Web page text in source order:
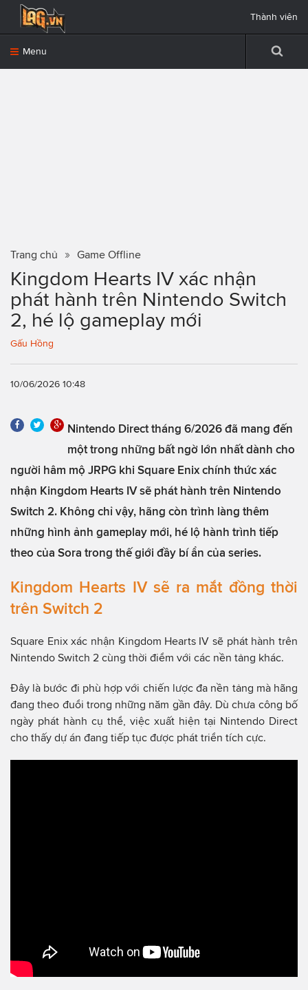
Menu
Thành viên
Trang chủ Game Offline
Kingdom Hearts IV xác nhận
phát hành trên Nintendo Switch
2, hé lộ gameplay mới
Gấu Hồng
10/06/2026 10:48
Nintendo Direct tháng 6/2026 đã mang đến
một trong những bất ngờ lớn nhất dành cho
người hâm mộ JRPG khi Square Enix chính thức xác
nhận Kingdom Hearts IV sẽ phát hành trên Nintendo
Switch 2. Không chỉ vậy, hãng còn trình làng thêm
những hình ảnh gameplay mới, hé lộ hành trình tiếp
theo của Sora trong thế giới đầy bí ẩn của series.
Kingdom Hearts IV sẽ ra mắt đồng thời
trên Switch 2
Square Enix xác nhận Kingdom Hearts IV sẽ phát hành trên
Nintendo Switch 2 cùng thời điểm với các nền tảng khác.
Đây là bước đi phù hợp với chiến lược đa nền tảng mà hãng
đang theo đuổi trong những năm gần đây. Dù chưa công bố
ngày phát hành cụ thể, việc xuất hiện tại Nintendo Direct
cho thấy dự án đang tiếp tục được phát triển tích cực.